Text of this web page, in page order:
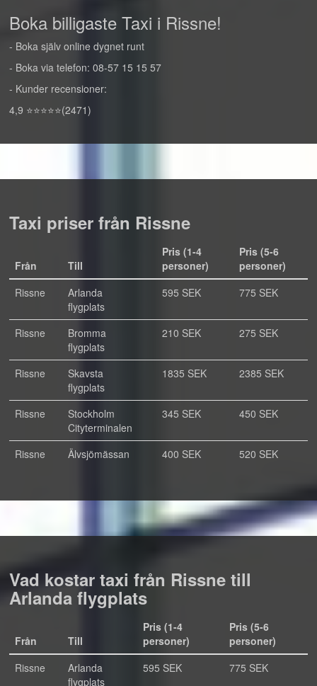
Boka billigaste Taxi i Rissne!
- Boka själv online dygnet runt
- Boka via telefon: 08-57 15 15 57
- Kunder recensioner:
4,9 ⭐⭐⭐⭐⭐(2471)
Taxi priser från Rissne
Från Till
Pris (1-4
personer)
Pris (5-6
personer)
Rissne
Arlanda
flygplats
595 SEK 775 SEK
Rissne
Bromma
flygplats
210 SEK 275 SEK
Rissne
Skavsta
flygplats
1835 SEK 2385 SEK
Rissne
Stockholm
Cityterminalen
345 SEK 450 SEK
Rissne Älvsjömässan 400 SEK 520 SEK
Vad kostar taxi från Rissne till
Arlanda flygplats
Från Till
Pris (1-4
personer)
Pris (5-6
personer)
Rissne
Arlanda
flygplats
595 SEK 775 SEK